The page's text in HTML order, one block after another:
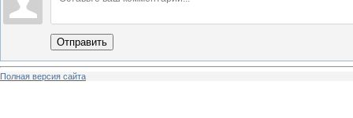
Отправить
Полная версия сайта